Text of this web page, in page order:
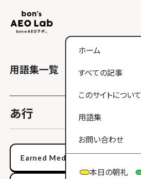
ホーム
すべての記事
このサイトについて
用語集
お問い合わせ
本日の朝礼
用語集一覧
あ行
Earned Media（アーンドメディア）